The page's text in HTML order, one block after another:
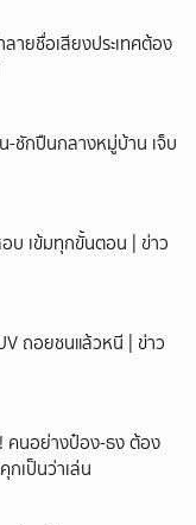
ายชื่อเสียงประเทศต้อง
-ชักปืนกลางหมู่บ้าน เจ็บ
บ เข้มทุกขั้นตอน | ข่าว
ถอยชนแล้วหนี | ข่าว
คนอย่างป๋อง-ธง ต้อง
กเป็นว่าเล่น